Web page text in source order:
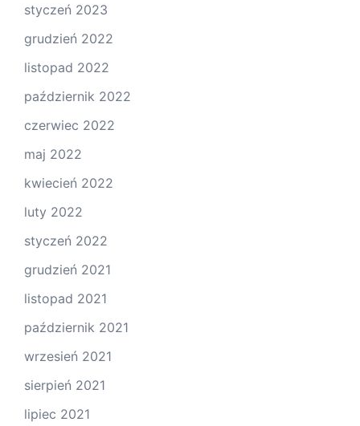
styczeń 2023
grudzień 2022
listopad 2022
październik 2022
czerwiec 2022
maj 2022
kwiecień 2022
luty 2022
styczeń 2022
grudzień 2021
listopad 2021
październik 2021
wrzesień 2021
sierpień 2021
lipiec 2021